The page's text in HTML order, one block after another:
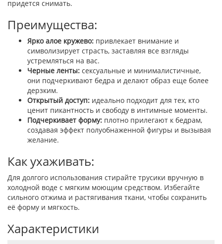
придется снимать.
Преимущества:
Ярко алое кружево: привлекает внимание и
символизирует страсть, заставляя все взгляды
устремляться на вас.
Черные ленты: сексуальные и минималистичные,
они подчеркивают бедра и делают образ еще более
дерзким.
Открытый доступ: идеально подходит для тех, кто
ценит пикантность и свободу в интимные моменты.
Подчеркивает форму: плотно прилегают к бедрам,
создавая эффект полуобнаженной фигуры и вызывая
желание.
Как ухаживать:
Для долгого использования стирайте трусики вручную в
холодной воде с мягким моющим средством. Избегайте
сильного отжима и растягивания ткани, чтобы сохранить
её форму и мягкость.
Характеристики